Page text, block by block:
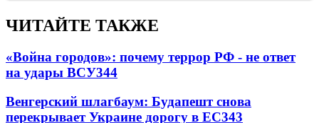
ЧИТАЙТЕ ТАКЖЕ
«Война городов»: почему террор РФ - не ответ
на удары ВСУ344
Венгерский шлагбаум: Будапешт снова
перекрывает Украине дорогу в ЕС343